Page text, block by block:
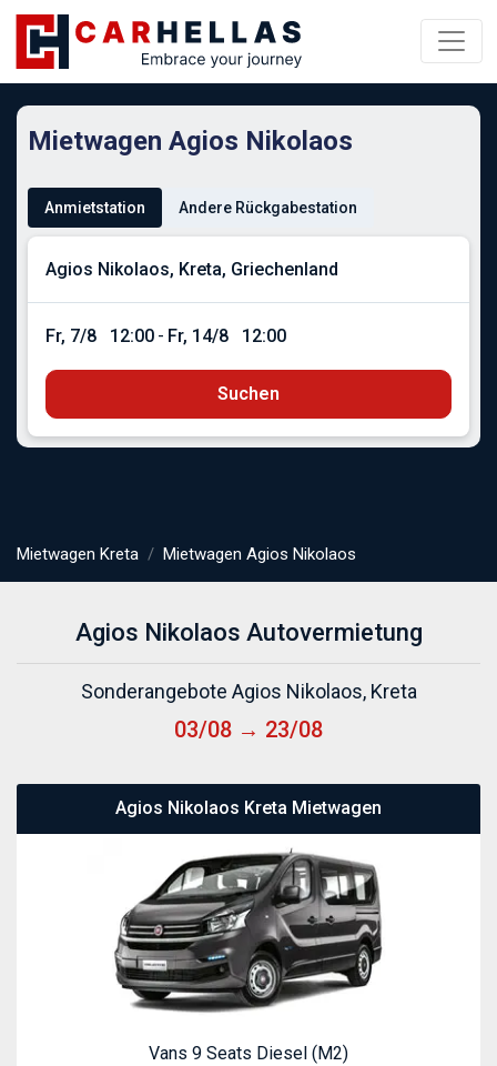
Mietwagen Agios Nikolaos
Anmietstation Andere Rückgabestation
Fr, 7/8 12:00 - Fr, 14/8 12:00
Suchen
Mietwagen Kreta Mietwagen Agios Nikolaos
Agios Nikolaos Autovermietung
Sonderangebote Agios Nikolaos, Kreta
03/08 → 23/08
Agios Nikolaos Kreta Mietwagen
Vans 9 Seats Diesel (M2)